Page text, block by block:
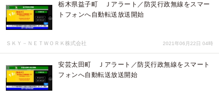
栃木県益子町 Ｊアラート／防災行政無線をスマー
トフォンへ自動転送放送開始
ＳＫＹ－ＮＥＴＷＯＲＫ株式会社 2021年06月22日 04時
安芸太田町 Ｊアラート／防災行政無線をスマート
フォンへ自動転送放送開始